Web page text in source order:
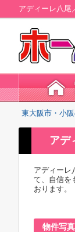
アディーレ八尾
東大阪市・小
アデ
アディーレ
て、自信を
おります。
物件写真